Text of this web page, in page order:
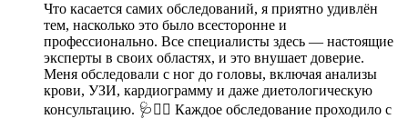
Что касается самих обследований, я приятно удивлён
тем, насколько это было всесторонне и
профессионально. Все специалисты здесь — настоящие
эксперты в своих областях, и это внушает доверие.
Меня обследовали с ног до головы, включая анализы
крови, УЗИ, кардиограмму и даже диетологическую
консультацию. 🩺👨‍⚕️ Каждое обследование проходило с